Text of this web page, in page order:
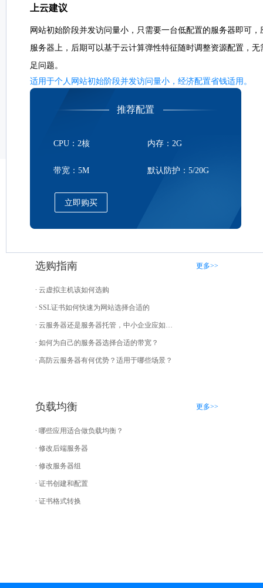
上云建议
网站初始阶段并发访问量小，只需要一台低配置的服务器即可
服务器上，后期可以基于云计算弹性特征随时调整资源配置，
足问题。
适用于个人网站初始阶段并发访问量小，经济配置省钱适用。
推荐配置
CPU：2核 内存：2G
带宽：5M 默认防护：5/20G
立即购买
选购指南 更多>>
云虚拟主机该如何选购
SSL证书如何快速为网站选择合适的
云服务器还是服务器托管，中小企业应如何选择？
如何为自己的服务器选择合适的带宽？
高防云服务器有何优势？适用于哪些场景？
负载均衡 更多>>
哪些应用适合做负载均衡？
修改后端服务器
修改服务器组
证书创建和配置
证书格式转换